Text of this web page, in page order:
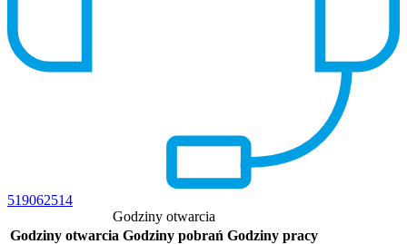
519062514
Godziny otwarcia
Godziny otwarcia Godziny pobrań Godziny pracy